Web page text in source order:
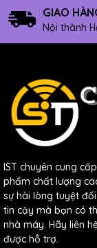
GIAO
Nội thành
IST chuyên cung
phẩm chất lượng
sự hài lòng tuyệt
tin cậy mà bạn có
nhà máy. Hãy liên
được hỗ trợ.